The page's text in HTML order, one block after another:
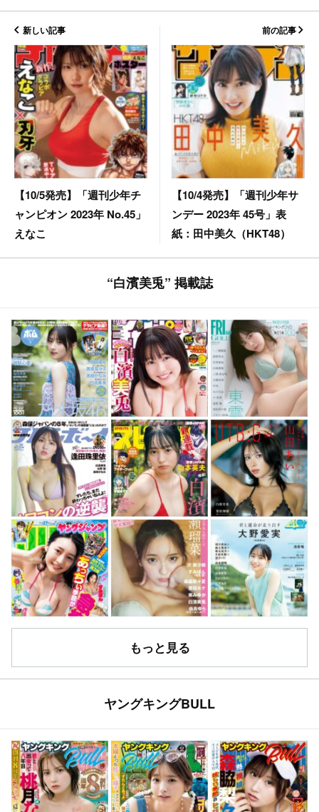
新しい記事
【10/5発売】「週刊少年チ
ャンピオン 2023年 No.45」
えなこ
前の記事
【10/4発売】「週刊少年サ
ンデー 2023年 45号」表
紙：田中美久（HKT48）
“白濱美兎” 掲載誌
もっと見る
ヤングキングBULL